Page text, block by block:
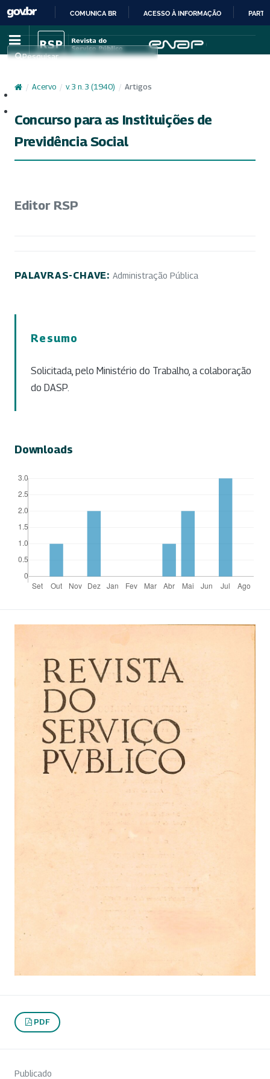
IR
PARA
CONTEÚDO
COMUNICA BR ACESSO À INFORMAÇÃO
Pesquisar
/ Acervo / v. 3 n. 3 (1940) / Artigos
Concurso para as Instituições de
Previdência Social
Editor RSP
PALAVRAS-CHAVE: Administração Pública
Resumo
Solicitada, pelo Ministério do Trabalho, a colaboração
do DASP.
Downloads
PDF
Publicado